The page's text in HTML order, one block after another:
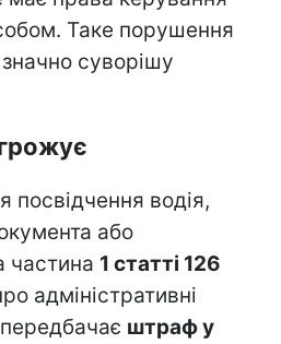
Таке порушення
суворішу
посвідчення водія,
або
частина 1 статті 126
адміністративні
штраф у